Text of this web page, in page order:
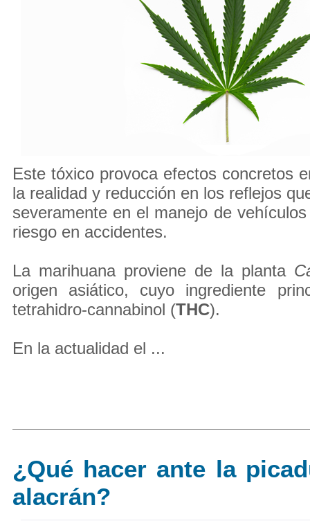
Este tóxico provoca efectos concretos
la realidad y reducción en los reflejos
severamente en el manejo de
riesgo en accidentes.
La marihuana proviene de la planta
origen asiático, cuyo ingrediente
tetrahidro-cannabinol (THC).
En la actualidad el ...
¿Qué hacer ante la
alacrán?